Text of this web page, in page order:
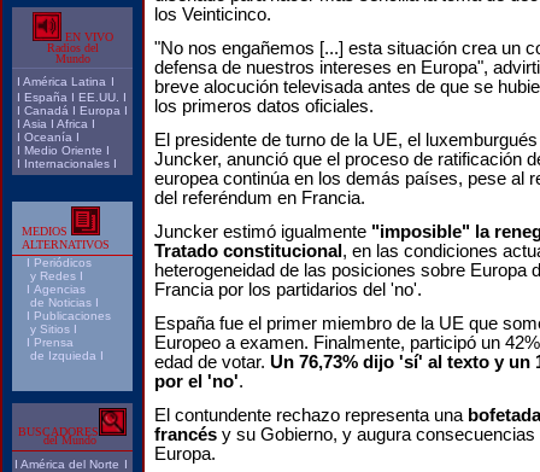
EN VIVO
Radios del
Mundo
I América Latina I
I España I EE.UU.
I
I Canadá I Europa I
I Asia I Africa I
I Oceanía I
I Medio Oriente I
I Internacionales I
MEDIOS
ALTERNATIVOS
I Periódicos
y Redes I
I Agencias
de Noticias I
I Publicaciones
y Sitios I
I Prensa
de Izquieda I
BUSCADORES
del Mundo
I América del Norte I
los Veinticinco.
"No nos engañemos [...] esta situación crea un
defensa de nuestros intereses en Europa",
breve alocución televisada antes de que se
los primeros datos oficiales.
El presidente de turno de la UE, el
Juncker, anunció que el proceso de ratificación
europea continúa en los demás países, pese al
del referéndum en Francia.
Juncker estimó igualmente "imposible" la
Tratado constitucional , en las condiciones
heterogeneidad de las posiciones sobre Europa
Francia por los partidarios del 'no'.
España fue el primer miembro de la UE que
Europeo a examen. Finalmente, participó un
edad de votar. Un 76,73% dijo 'sí' al texto y un
por el 'no'.
El contundente rechazo representa una
francés y su Gobierno, y augura
Europa.